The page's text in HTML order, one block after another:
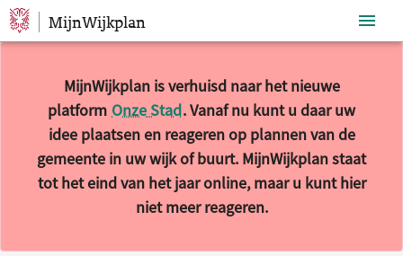
Sla navigatie over
MijnWijkplan
MijnWijkplan is verhuisd naar het nieuwe
platform Onze Stad. Vanaf nu kunt u daar uw
idee plaatsen en reageren op plannen van de
gemeente in uw wijk of buurt. MijnWijkplan staat
tot het eind van het jaar online, maar u kunt hier
niet meer reageren.